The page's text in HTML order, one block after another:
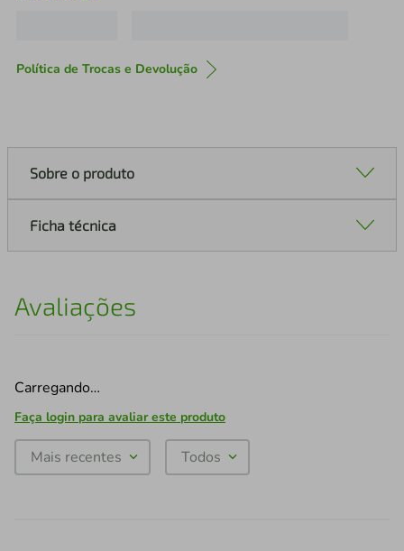
Política de Trocas e Devolução
Sobre o produto
Ficha técnica
Avaliações
Carregando…
Faça login para avaliar este produto
Mais recentes Todos